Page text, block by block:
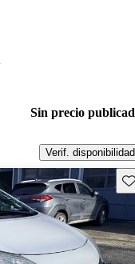
Sin precio
Verif. disponibilidad